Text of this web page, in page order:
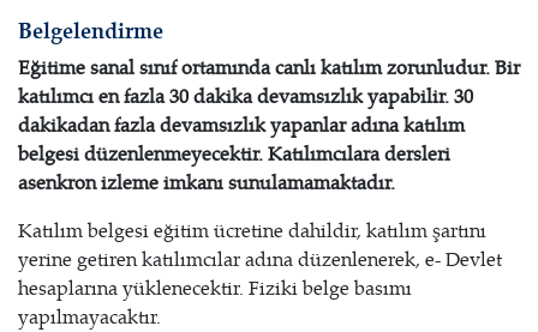
Belgelendirme
Eğitime sanal sınıf ortamında canlı katılım zorunludur.Bir
katılımcı en fazla 30 dakika devamsızlık yapabilir. 30
dakikadan fazla devamsızlık yapanlar adına katılım
belgesi düzenlenmeyecektir. Katılımcılara dersleri
asenkron izleme imkanı sunulamamaktadır.
Katılım belgesi eğitim ücretine dahildir, katılım şartını
yerine getiren katılımcılar adına düzenlenerek, e- Devlet
hesaplarına yüklenecektir. Fiziki belge basımı
yapılmayacaktır.